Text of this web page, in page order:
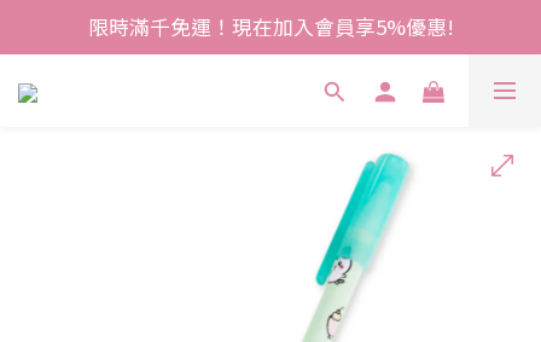
限時滿千免運！現在加入會員享5%優惠!